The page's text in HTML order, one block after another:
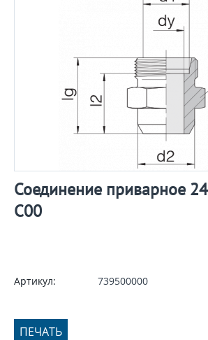
Соединение приварное
C00
Артикул: 739500000
ПЕЧАТЬ